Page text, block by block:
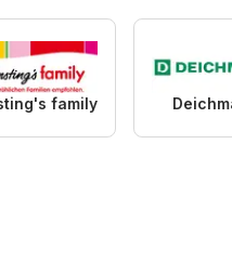
family